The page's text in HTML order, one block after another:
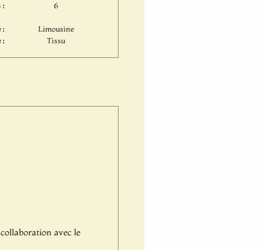
:
6
:
Limousine
:
Tissu
avec le